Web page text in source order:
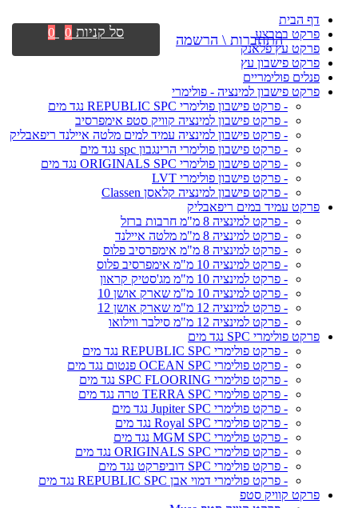
דף הבית
פרקט במבצע
פרקט עץ פלאנק
פרקט פישבון עץ
פנלים פולימריים
פרקט פישבון למינציה - פולימרי
- פרקט פישבון פולימרי REPUBLIC SPC נגד מים
- פרקט פישבון למינציה קוויק סטפ אימפרסיב
- פרקט פישבון למינציה עמיד למים מלטה איילנד ריפאבליק
- פרקט פישבון פולימרי הרינגבון spc נגד מים
- פרקט פישבון פולימרי ORIGINALS SPC נגד מים
- פרקט פישבון פולימרי LVT
- פרקט פישבון למינציה קלאסן Classen
פרקט עמיד במים ריפאבליק
- פרקט למינציה 8 מ"מ חרבות ברזל
- פרקט למינציה 8 מ"מ מלטה איילנד
- פרקט למינציה 8 מ"מ אימפרסיב פלוס
- פרקט למינציה 10 מ"מ אימפרסיב פלוס
- פרקט למינציה 10 מ"מ מג'סטיק קראון
- פרקט למינציה 10 מ"מ שארק אושן 10
- פרקט למינציה 12 מ"מ שארק אושן 12
- פרקט למינציה 12 מ"מ סילבר ווילואו
פרקט פולימרי SPC נגד מים
- פרקט פולימרי REPUBLIC SPC נגד מים
- פרקט פולימרי OCEAN SPC פנטום נגד מים
- פרקט פולימרי SPC FLOORING נגד מים
- פרקט פולימרי TERRA SPC טרה נגד מים
- פרקט פולימרי Jupiter SPC נגד מים
- פרקט פולימרי Royal SPC נגד מים
- פרקט פולימרי MGM SPC נגד מים
- פרקט פולימרי ORIGINALS SPC נגד מים
- פרקט פולימרי SPC דוביפרקט נגד מים
- פרקט פולימרי דמוי אבן REPUBLIC SPC נגד מים
פרקט קוויק סטפ
התחברות \ הרשמה סל קניות 0
0